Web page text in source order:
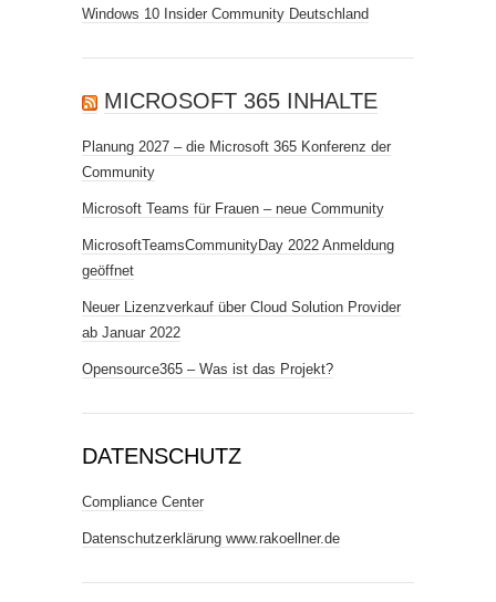
Windows 10 Insider Community Deutschland
MICROSOFT 365 INHALTE
Planung 2027 – die Microsoft 365 Konferenz der
Community
Microsoft Teams für Frauen – neue Community
MicrosoftTeamsCommunityDay 2022 Anmeldung
geöffnet
Neuer Lizenzverkauf über Cloud Solution Provider
ab Januar 2022
Opensource365 – Was ist das Projekt?
DATENSCHUTZ
Compliance Center
Datenschutzerklärung www.rakoellner.de